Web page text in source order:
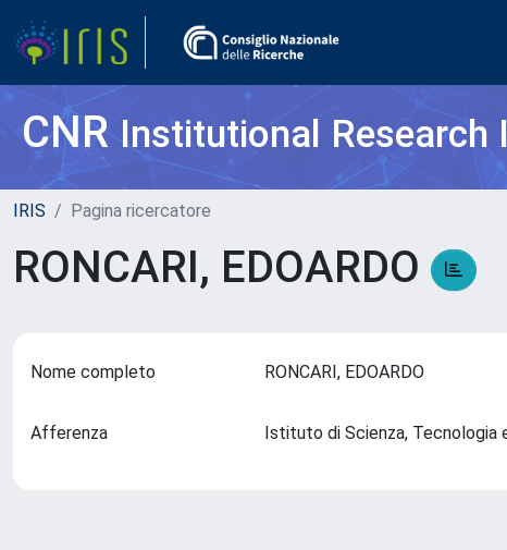
CNRInstitutional Research
IRIS Pagina ricercatore
RONCARI, EDOARDO
Nome completo RONCARI, EDOARDO
Afferenza Istituto di Scienza, Tecnologia